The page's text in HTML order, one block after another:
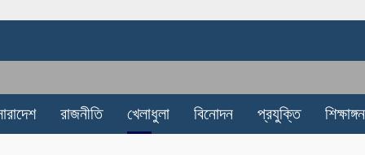
রাজনীতি খেলাধুলা বিনোদন প্রযুক্তি শিক্ষাঙ্গন